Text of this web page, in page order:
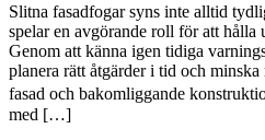
Slitna fasadfogar syns inte alltid
spelar en avgörande roll för att hålla
Genom att känna igen tidiga
planera rätt åtgärder i tid och
fasad och bakomliggande
med […]